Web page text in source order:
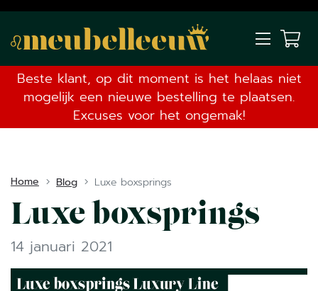
Beste klant, op dit moment is het helaas niet
mogelijk een nieuwe bestelling te plaatsen.
Excuses voor het ongemak!
Home Blog Luxe boxsprings
Luxe boxsprings
14 januari 2021